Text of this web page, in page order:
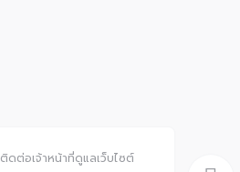
ติดต่อเจ้าหน้าที่ดูแลเว็บไซต์